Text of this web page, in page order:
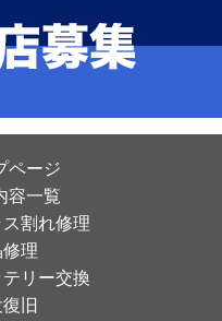
ページ
容一覧
ス割れ修理
修理
テリー交換
旧